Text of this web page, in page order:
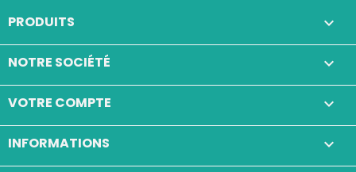
PRODUITS 
NOTRE SOCIÉTÉ 
VOTRE COMPTE 
INFORMATIONS keyboard_arrow_down